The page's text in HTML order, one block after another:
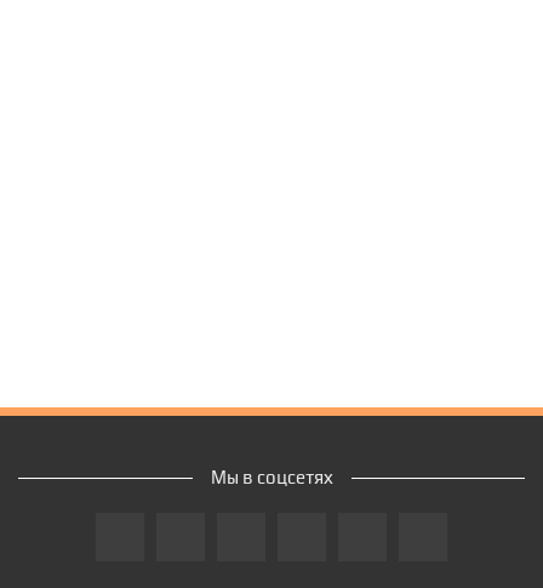
Мы в соцсетях